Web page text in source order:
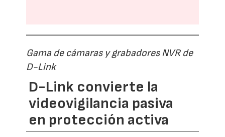
Gama de cámaras y grabadores NVR de
D-Link
D-Link convierte la
videovigilancia pasiva
en protección activa